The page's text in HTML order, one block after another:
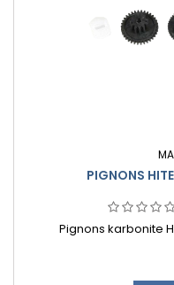
PIGNONS
Pignons karbonite